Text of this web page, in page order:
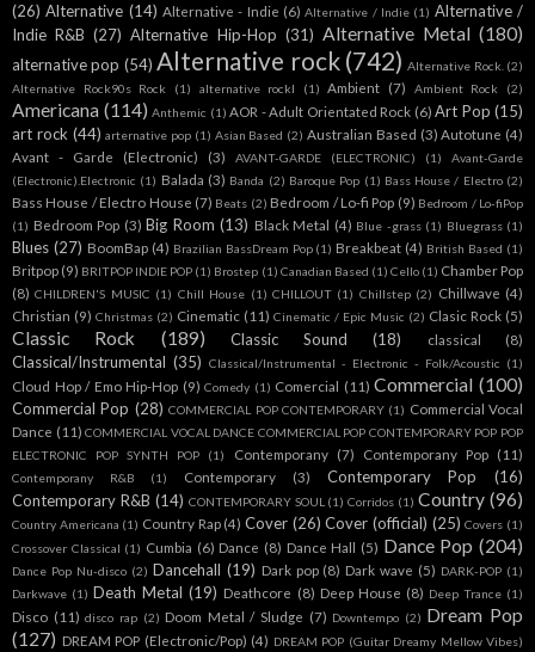
(26) Alternative (14) Alternative - Indie (6) Alternative / Indie (1) Alternative /
Indie R&B (27) Alternative Hip-Hop (31) Alternative Metal (180)
alternative pop (54) Alternative rock (742) Alternative Rock. (2)
Alternative Rock90s Rock
(1) alternative rockl (1) Ambient (7) Ambient Rock (2)
Americana (114) Anthemic (1) AOR - Adult Orientated Rock (6) Art Pop (15)
art rock (44) arternative pop (1) Asian Based (2) Australian Based (3) Autotune (4)
Avant - Garde (Electronic)
(3) AVANT-GARDE (ELECTRONIC) (1)
Avant-Garde
(Electronic).Electronic (1) Balada (3) Banda (2) Baroque Pop (1) Bass House / Electro (2)
Bass House / Electro House (7) Beats (2) Bedroom / Lo-fi Pop (9) Bedroom / Lo-fiPop
(1) Bedroom Pop (3) Big Room (13) Black Metal (4) Blue -grass (1) Bluegrass (1)
Blues (27) BoomBap (4) Brazilian BassDream Pop (1) Breakbeat (4) British Based (1)
Britpop (9) BRITPOP INDIE POP (1) Brostep (1) Canadian Based (1) Cello (1) Chamber Pop
(8) CHILDREN'S MUSIC (1) Chill House (1) CHILLOUT (1) Chillstep (2) Chillwave (4)
Christian (9) Christmas (2) Cinematic (11) Cinematic / Epic Music (2) Clasic Rock (5)
Classic Rock (189) Classic Sound (18) classical (8)
Classical/Instrumental (35) Classical/Instrumental - Electronic - Folk/Acoustic (1)
Cloud Hop / Emo Hip-Hop (9) Comedy (1) Comercial (11) Commercial (100)
Commercial Pop (28) COMMERCIAL POP CONTEMPORARY (1) Commercial Vocal
Dance (11) COMMERCIAL VOCAL DANCE COMMERCIAL POP CONTEMPORARY POP POP
ELECTRONIC POP SYNTH POP
(1) Contemporany (7) Contemporany Pop (11)
Contemporany R&B (1) Contemporary (3) Contemporary Pop
(16)
Contemporary R&B (14) CONTEMPORARY SOUL (1) Corridos (1) Country (96)
Country Americana (1) Country Rap (4) Cover (26) Cover (official) (25) Covers (1)
Crossover Classical (1) Cumbia (6) Dance (8) Dance Hall (5) Dance Pop (204)
Dance Pop Nu-disco (2) Dancehall (19) Dark pop (8) Dark wave (5) DARK-POP (1)
Darkwave (1) Death Metal (19) Deathcore (8) Deep House (8) Deep Trance (1)
Disco (11) disco rap (2) Doom Metal / Sludge (7) Downtempo (2) Dream Pop
(127) DREAM POP (Electronic/Pop) (4) DREAM POP (Guitar Dreamy Mellow Vibes)